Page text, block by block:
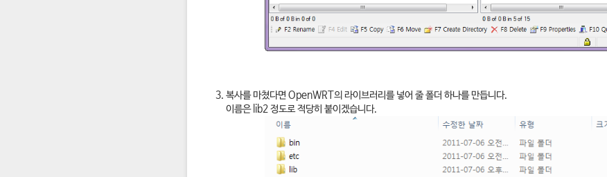
복사를 마쳤다면 OpenWRT의 라이브러리를 넣어 줄 폴더 하나를 만듭니다.
이름은 lib2 정도로 적당히 붙이겠습니다.